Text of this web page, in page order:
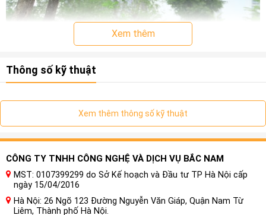
Nguyên lý hoạt động của cửa hít ô
tô VinFast VF5
Cửa hít ô tô là gì? Khi đóng cửa xe ô tô, nhiều người bị giật
Xem thêm
Thông số kỹ thuật
Xem thêm thông số kỹ thuật
CÔNG TY TNHH CÔNG NGHỆ VÀ DỊCH VỤ BẮC NAM
MST: 0107399299 do Sở Kế hoạch và Đầu tư TP Hà Nội cấp
ngày 15/04/2016
Hà Nội: 26 Ngõ 123 Đường Nguyễn Văn Giáp, Quận Nam Từ
Liêm, Thành phố Hà Nội.